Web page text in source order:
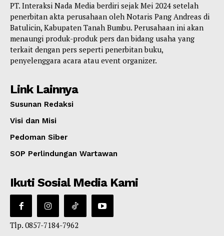
PT. Interaksi Nada Media berdiri sejak Mei 2024 setelah
penerbitan akta perusahaan oleh Notaris Pang Andreas di
Batulicin, Kabupaten Tanah Bumbu. Perusahaan ini akan
menaungi produk-produk pers dan bidang usaha yang
terkait dengan pers seperti penerbitan buku,
penyelenggara acara atau event organizer.
Link Lainnya
Susunan Redaksi
Visi dan Misi
Pedoman Siber
SOP Perlindungan Wartawan
Ikuti Sosial Media Kami
Tlp. 0857-7184-7962